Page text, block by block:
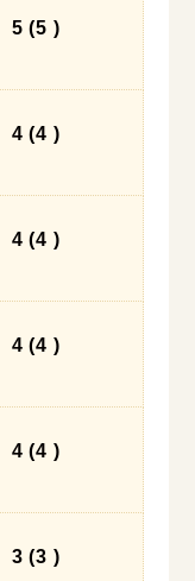
5(5 )
4(4 )
4(4 )
4(4 )
4(4 )
3(3 )